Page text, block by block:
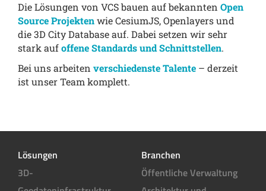
Die Lösungen von VCS bauen auf bekannten Open
Source Projektenwie CesiumJS, Openlayers und
die 3D City Database auf. Dabei setzen wir sehr
stark aufoffene Standards und Schnittstellen.
Bei uns arbeiten verschiedenste Talente – derzeit
ist unser Team komplett.
Lösungen
3D-
Branchen
Öffentliche Verwaltung